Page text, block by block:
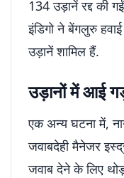
134 उड़ानें रद्द की
इंडिगो ने बेंगलुरु
उड़ानें शामिल हैं.
उड़ानों में आई
एक अन्य घटना में,
जवाबदेही मैनेजर
जवाब देने के लिए